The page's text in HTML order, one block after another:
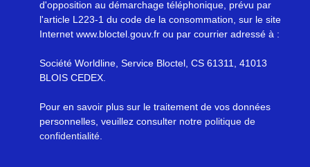
d'opposition au démarchage téléphonique, prévu par
l'article L223-1 du code de la consommation, sur le site
Internet www.bloctel.gouv.fr ou par courrier adressé à :
Société Worldline, Service Bloctel, CS 61311, 41013
BLOIS CEDEX.
Pour en savoir plus sur le traitement de vos données
personnelles, veuillez consulter notre politique de
confidentialité